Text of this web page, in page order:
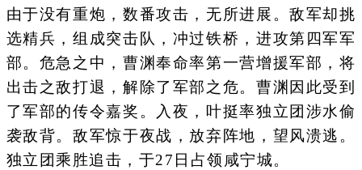
由于没有重炮，数番攻击，无所进展。敌军却挑
选精兵，组成突击队，冲过铁桥，进攻第四军军
部。危急之中，曹渊奉命率第一营增援军部，将
出击之敌打退，解除了军部之危。曹渊因此受到
了军部的传令嘉奖。入夜，叶挺率独立团涉水偷
袭敌背。敌军惊于夜战，放弃阵地，望风溃逃。
独立团乘胜追击，于27日占领咸宁城。